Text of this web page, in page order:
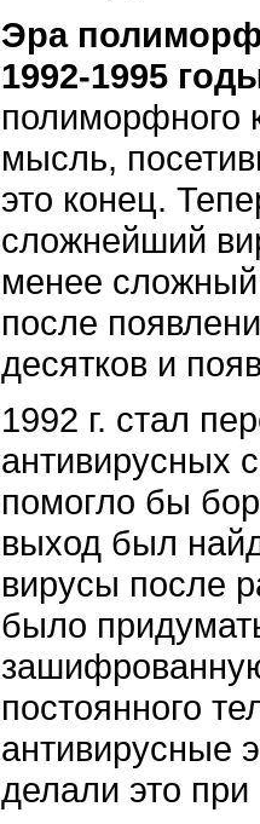
Эра
1992-1995
полиморфного
мысль,
это конец.
сложнейший
менее
после
десятков и
1992 г. стал
антивирусных
помогло бы
выход был
вирусы после
было
постоянного
антивирусные
делали это